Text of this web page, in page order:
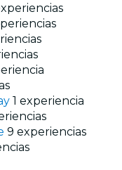
1 experiencia
9 experiencias